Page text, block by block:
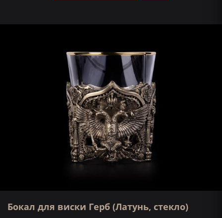
Бокал для виски Герб (Латунь, стекло)